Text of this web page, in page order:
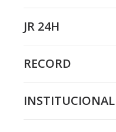
JR 24H
RECORD
INSTITUCIONAL